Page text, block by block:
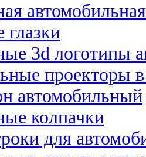
глазки
3d логотипы
проекторы
автомобильный
колпачки
для